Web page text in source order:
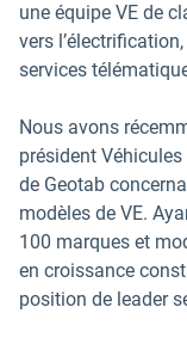
une équipe VE de
vers
services
Nous avons
président
de Geotab
modèles de VE.
100 marques et
en croissance
position de leader